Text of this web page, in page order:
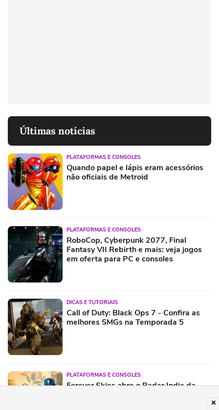
Últimas notícias
PLATAFORMAS E CONSOLES
Quando papel e lápis eram acessórios
não oficiais de Metroid
PLATAFORMAS E CONSOLES
RoboCop, Cyberpunk 2077, Final
Fantasy VII Rebirth e mais: veja jogos
em oferta para PC e consoles
DICAS E TUTORIAIS
Call of Duty: Black Ops 7 - Confira as
melhores SMGs na Temporada 5
PLATAFORMAS E CONSOLES
Forever Skies abre o Radar Indie da